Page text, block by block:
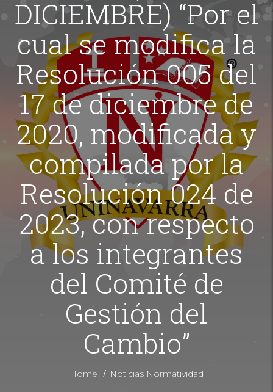
DICIEMBRE) “Por el
cual se modifica la
Resolución 005 del
17 de diciembre de
2020, modificada y
compilada por la
Resolución 024 de
2023, con respecto
a los integrantes
del Comité de
Gestión del
Cambio”
Home / Noticias Normatividad